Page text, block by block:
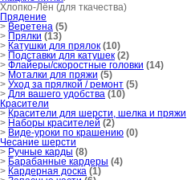
Хлопко-Лён (для ткачества)
Прядение
> Веретена (5)
> Прялки (13)
> Катушки для прялок (10)
> Подставки для катушек (2)
> Флайеры/скоростные головки (14)
> Моталки для пряжи (5)
> Уход за прялкой / ремонт (5)
> Для вашего удобства (10)
Красители
> Красители для шерсти, шелка и пряжи
> Наборы красителей (2)
> Виде-уроки по крашению (0)
Чесание шерсти
> Ручные карды (8)
> Барабанные кардеры (4)
> Кардерная доска (1)